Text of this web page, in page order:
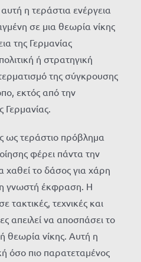
η τεράστια ενέργεια
σε μια θεωρία νίκης
της Γερμανίας
ή στρατηγική
της σύγκρουσης
εκτός από την
Γερμανίας.
ως τεράστιο πρόβλημα
φέρει πάντα την
χαθεί το δάσος για χάρη
γνωστή έκφραση. Η
τακτικές, τεχνικές και
απειλεί να αποσπάσει το
θεωρία νίκης. Αυτή η
όσο πιο παρατεταμένος